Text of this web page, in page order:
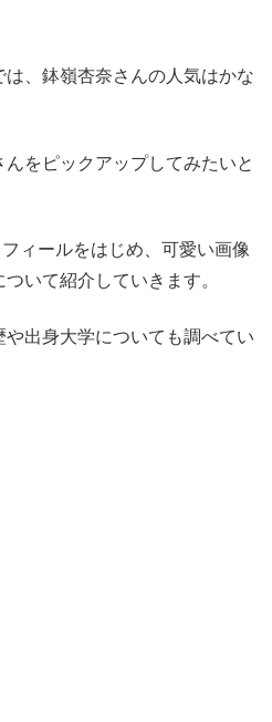
、鉢嶺杏奈さんの人気はかな
をピックアップしてみたいと
ィールをはじめ、可愛い画像
いて紹介していきます。
や出身大学についても調べてい